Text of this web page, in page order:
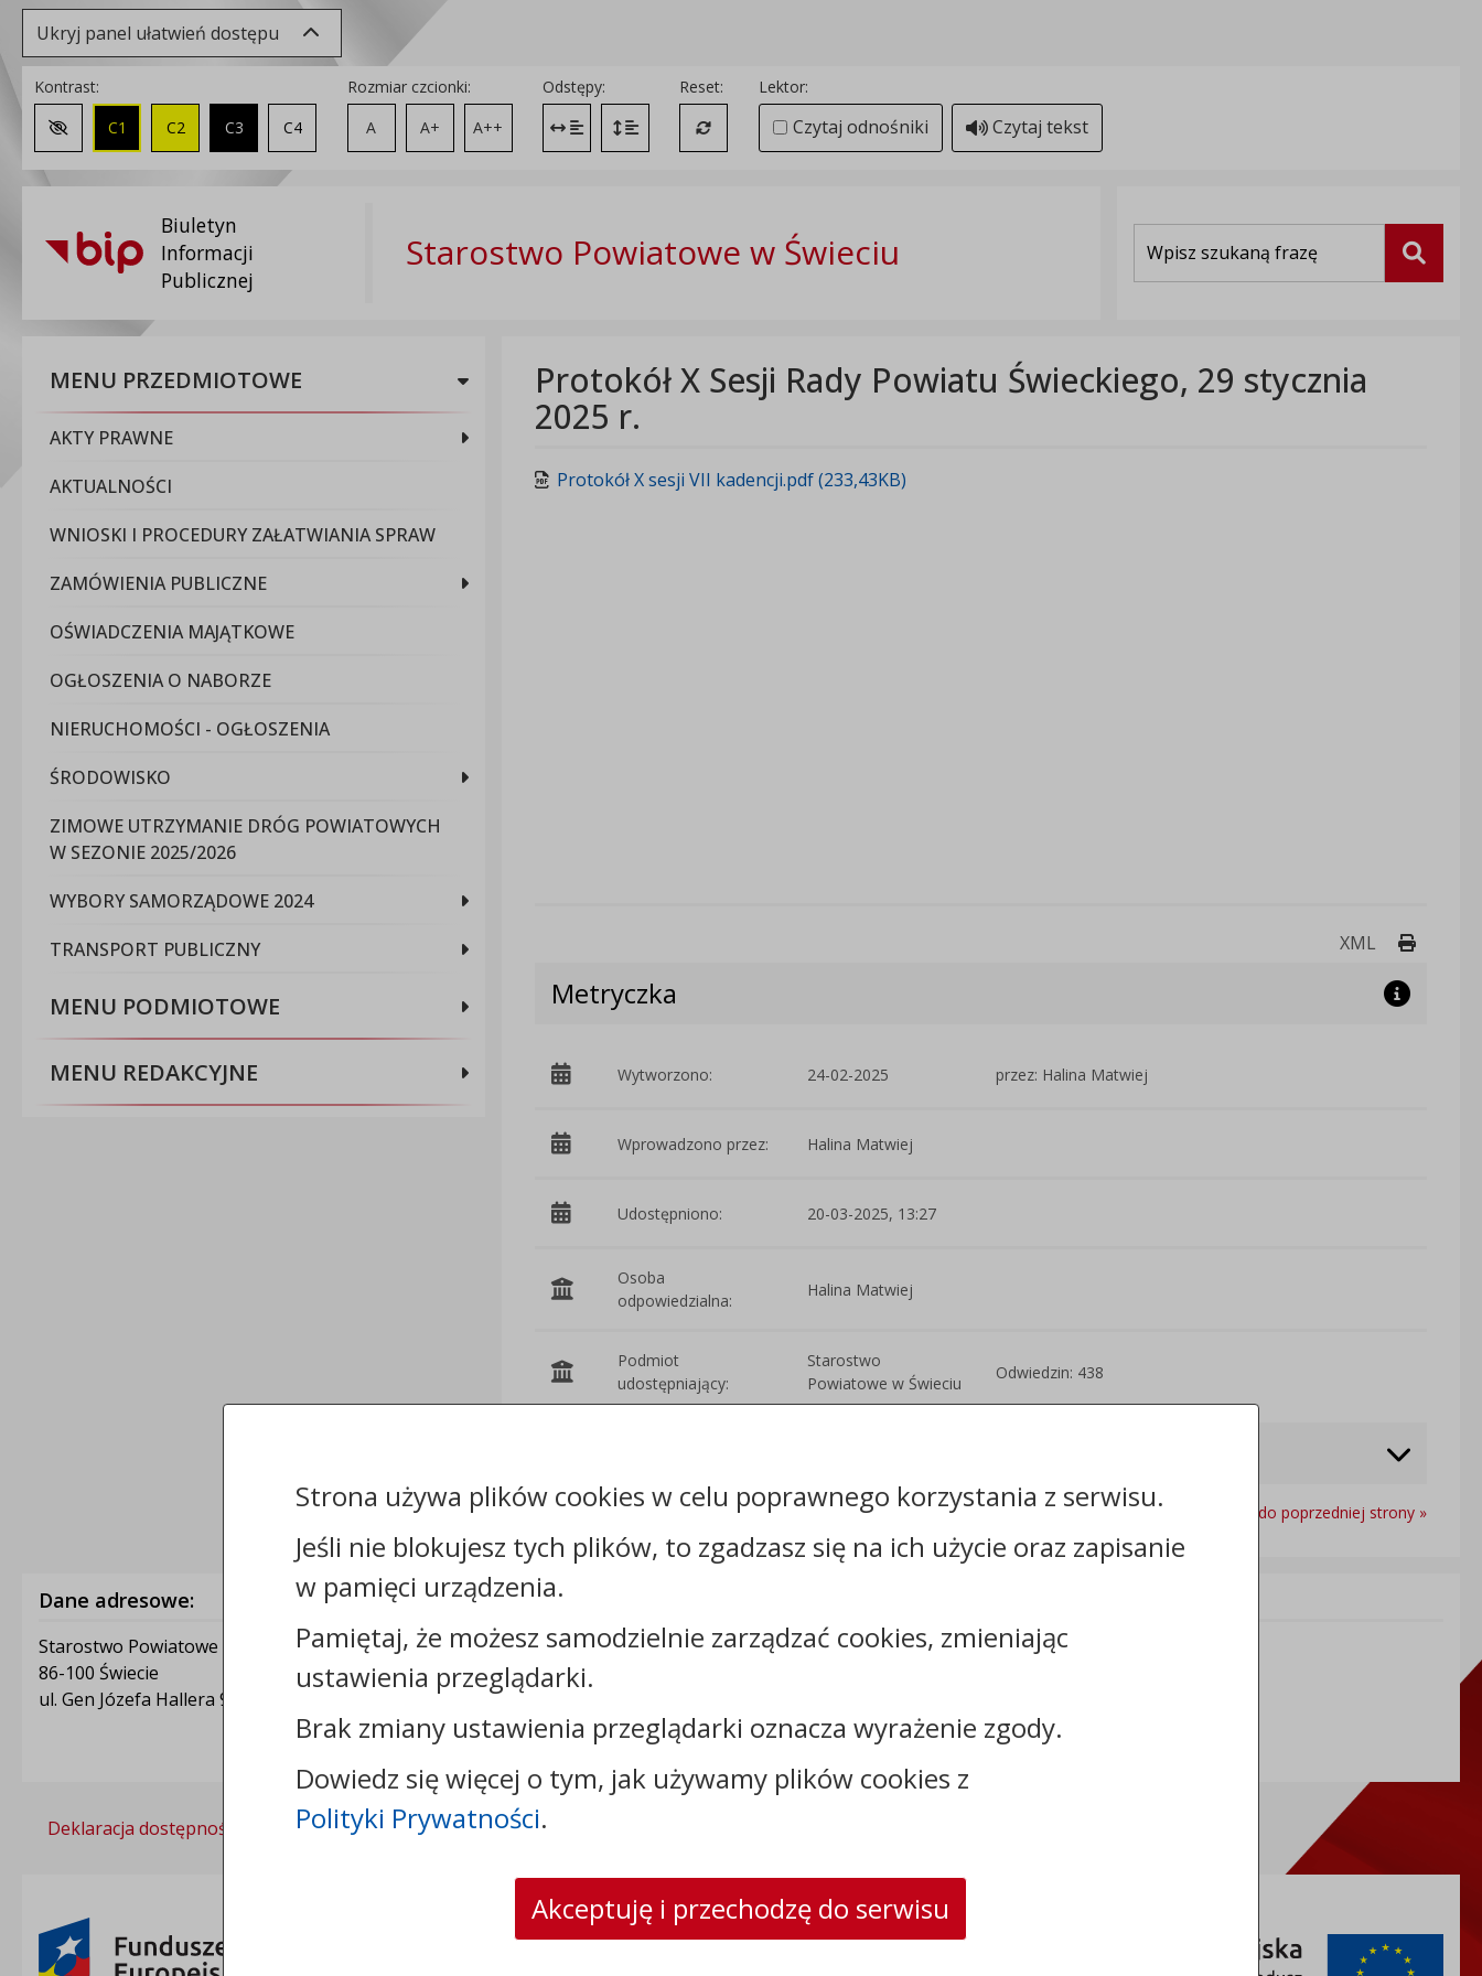
Ukryj panel ułatwień dostępu
Kontrast:
Zmień kontrast na domyślny
C1 C2 C3 C4
Rozmiar czcionki:
A
A+ A++
Odstępy:
Zmień odstęp między literami
Zmień interlinię i margines między paragrafami
Reset:
Przywróć ustawienia domyślne
Lektor:
Czytaj odnośniki Czytaj tekst
Biuletyn
Informacji
Publicznej
Starostwo Powiatowe w Świeciu Szukaj
MENU PRZEDMIOTOWE
AKTY PRAWNE
AKTUALNOŚCI
WNIOSKI I PROCEDURY ZAŁATWIANIA SPRAW
ZAMÓWIENIA PUBLICZNE
OŚWIADCZENIA MAJĄTKOWE
OGŁOSZENIA O NABORZE
NIERUCHOMOŚCI - OGŁOSZENIA
ŚRODOWISKO
ZIMOWE UTRZYMANIE DRÓG POWIATOWYCH
W SEZONIE 2025/2026
WYBORY SAMORZĄDOWE 2024
TRANSPORT PUBLICZNY
MENU PODMIOTOWE
MENU REDAKCYJNE
Protokół X Sesji Rady Powiatu Świeckiego, 29 stycznia
2025 r.
Protokół X sesji VII kadencji.pdf (233,43KB)
XML Drukuj
Metryczka
Wytworzono: 24-02-2025 przez: Halina Matwiej
Wprowadzono przez: Halina Matwiej
Udostępniono: 20-03-2025, 13:27
Osoba
odpowiedzialna:
Halina Matwiej
Podmiot
udostępniający:
Starostwo
Powiatowe w Świeciu
Odwiedzin: 438
Powrót do poprzedniej strony »
Dane adresowe:
Starostwo Powiatowe w Świeciu
86-100 Świecie
ul. Gen Józefa Hallera 9
Kontakt:
tel.:+48525683100
faks: +48525683102
e-mail:
skrytka ePUAP: /CSW/SkrytkaESP
strona www:
www.csw.pl
NIP: 5591698086
Deklaracja dostępności Polityka prywatności
Strona używa plików cookies w celu poprawnego korzystania z serwisu.
Jeśli nie blokujesz tych plików, to zgadzasz się na ich użycie oraz zapisanie
w pamięci urządzenia.
Pamiętaj, że możesz samodzielnie zarządzać cookies, zmieniając
ustawienia przeglądarki.
Brak zmiany ustawienia przeglądarki oznacza wyrażenie zgody.
Dowiedz się więcej o tym, jak używamy plików cookies z
Polityki Prywatności.
Akceptuję i przechodzę do serwisu